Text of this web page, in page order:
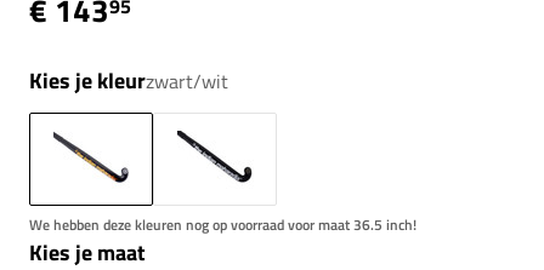
€ 143
Kies je kleurzwart/wit
We hebben deze kleuren nog op voorraad voor maat 36.5 inch!
Kies je maat